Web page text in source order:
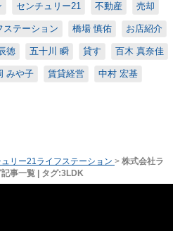
センチュリー21 不動産 売却
ステーション 橋場 慎佑 お店紹介
徳 五十川 瞬 貸す 百木 真奈佳
みや子 賃貸経営 中村 宏基
リー21ライフステーション > 株式会社ラ
事一覧 | タグ:3LDK